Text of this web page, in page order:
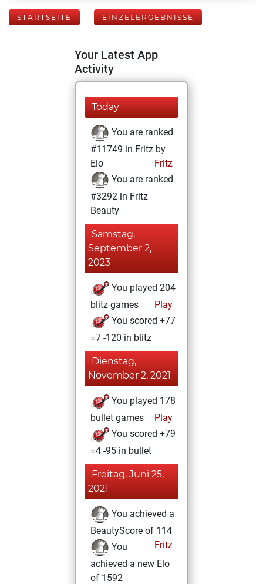
STARTSEITE EINZELERGEBNISSE
Your Latest App
Activity
Today
You are ranked
#11749 in Fritz by
Elo
Fritz
You are ranked
#3292 in Fritz
Beauty
Samstag,
September 2,
2023
You played 204
blitz games
Play
You scored +77
=7 -120 in blitz
Dienstag,
November 2, 2021
You played 178
bullet games
Play
You scored +79
=4 -95 in bullet
Freitag, Juni 25,
2021
You achieved a
BeautyScore of 114
Fritz
You
achieved a new Elo
of 1592